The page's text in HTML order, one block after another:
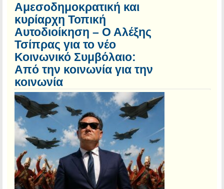
Αμεσοδημοκρατική και
κυρίαρχη Τοπική
Αυτοδιοίκηση – Ο Αλέξης
Τσίπρας για το νέο
Κοινωνικό Συμβόλαιο:
Από την κοινωνία για την
κοινωνία